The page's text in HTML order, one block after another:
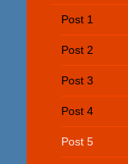
Post 1
Post 2
Post 3
Post 4
Post 5